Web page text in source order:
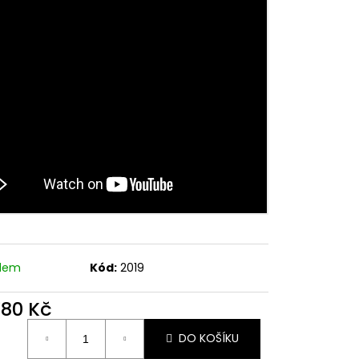
Kód: 2019
Kč
DO KOŠÍKU